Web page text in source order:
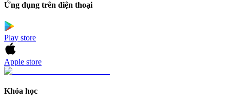
Ứng dụng trên điện thoại
Play store
Apple store
Khóa học